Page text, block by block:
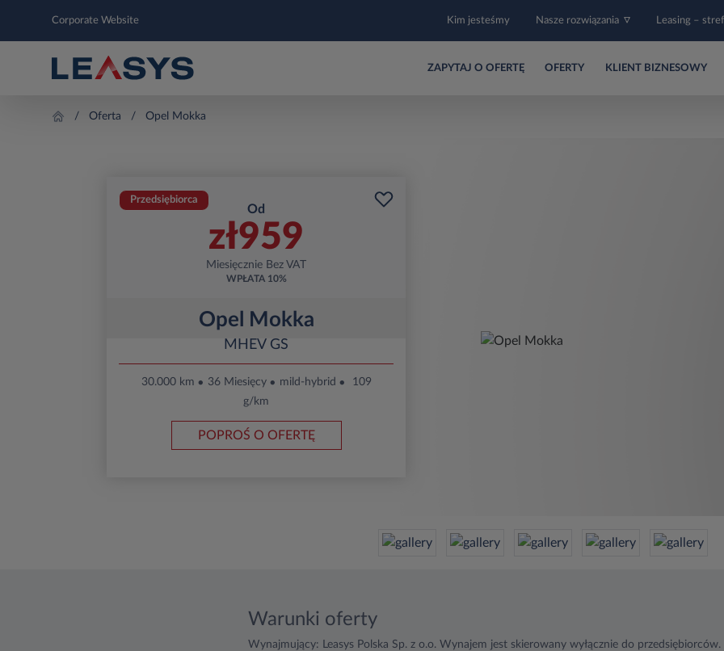
Corporate Website Kim jesteśmy Nasze rozwiązania Leasing –
ZAPYTAJ O OFERTĘ OFERTY KLIENT BIZNESOWY
Oferta Opel Mokka
Przedsiębiorca
Od
zł959
Miesięcznie Bez VAT
WPŁATA 10%
Opel Mokka
MHEV GS
30.000 km 36 Miesięcy mild-hybrid
109
g/km
POPROŚ O OFERTĘ
Warunki oferty
Wynajmujący: Leasys Polska Sp. z o.o. Wynajem jest skierowany wyłącznie do